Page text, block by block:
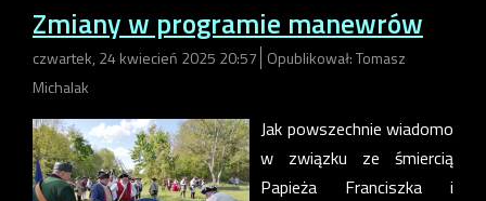
Zmiany w programie manewrów
czwartek, 24 kwiecień 2025 20:57 Opublikował: Tomasz
Michalak
Jak powszechnie wiadomo
w związku ze śmiercią
Papieża Franciszka i